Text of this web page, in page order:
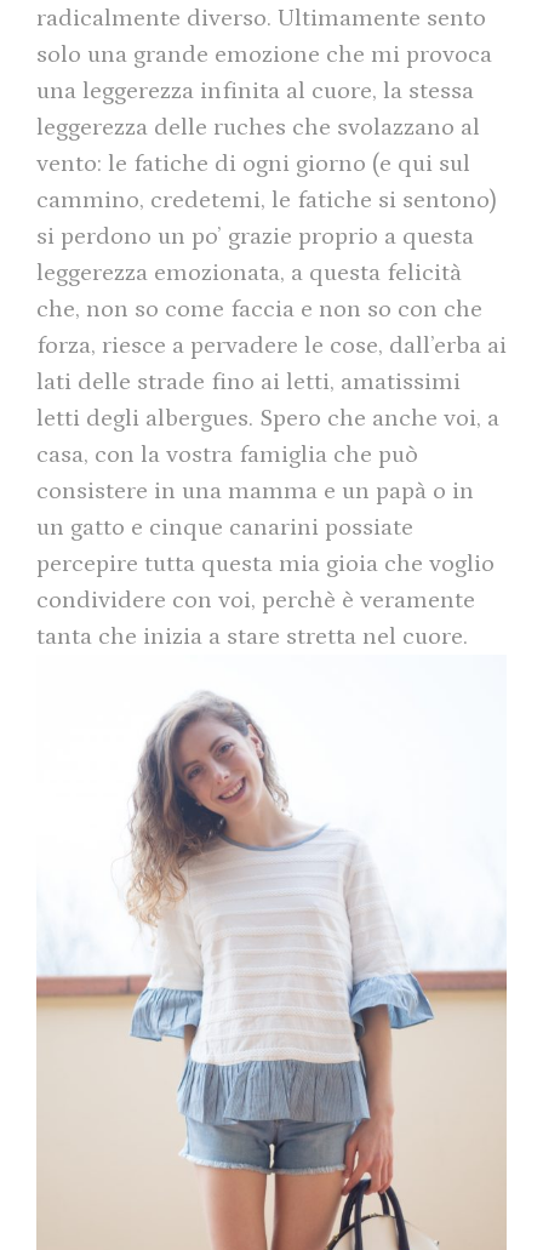
radicalmente diverso. Ultimamente sento
solo una grande emozione che mi provoca
una leggerezza infinita al cuore, la stessa
leggerezza delle ruches che svolazzano al
vento: le fatiche di ogni giorno (e qui sul
cammino, credetemi, le fatiche si sentono)
si perdono un po’ grazie proprio a questa
leggerezza emozionata, a questa felicità
che, non so come faccia e non so con che
forza, riesce a pervadere le cose, dall’erba ai
lati delle strade fino ai letti, amatissimi
letti degli albergues. Spero che anche voi, a
casa, con la vostra famiglia che può
consistere in una mamma e un papà o in
un gatto e cinque canarini possiate
percepire tutta questa mia gioia che voglio
condividere con voi, perchè è veramente
tanta che inizia a stare stretta nel cuore.